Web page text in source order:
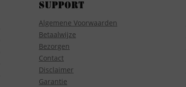
Support
Algemene Voorwaarden
Betaalwijze
Bezorgen
Contact
Disclaimer
Garantie